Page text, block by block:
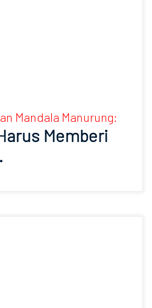
Mandala Manurung:
Memberi